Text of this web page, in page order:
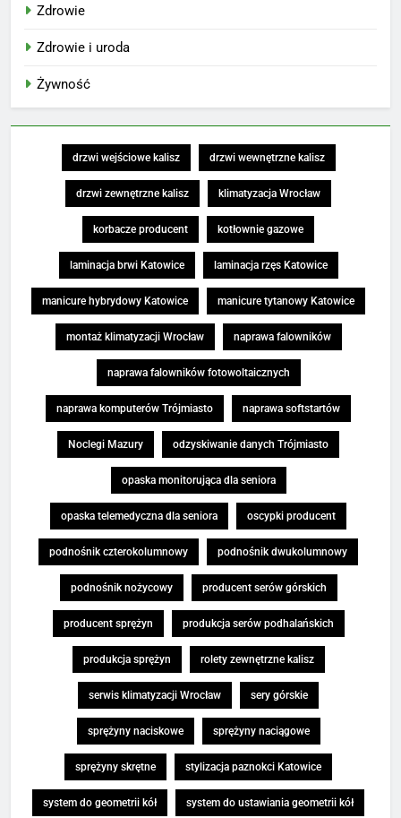
Zdrowie
Zdrowie i uroda
Żywność
drzwi wejściowe kalisz drzwi wewnętrzne kalisz
drzwi zewnętrzne kalisz klimatyzacja Wrocław
korbacze producent kotłownie gazowe
laminacja brwi Katowice laminacja rzęs Katowice
manicure hybrydowy Katowice manicure tytanowy Katowice
montaż klimatyzacji Wrocław naprawa falowników
naprawa falowników fotowoltaicznych
naprawa komputerów Trójmiasto naprawa softstartów
Noclegi Mazury odzyskiwanie danych Trójmiasto
opaska monitorująca dla seniora
opaska telemedyczna dla seniora oscypki producent
podnośnik czterokolumnowy podnośnik dwukolumnowy
podnośnik nożycowy producent serów górskich
producent sprężyn produkcja serów podhalańskich
produkcja sprężyn rolety zewnętrzne kalisz
serwis klimatyzacji Wrocław sery górskie
sprężyny naciskowe sprężyny naciągowe
sprężyny skrętne stylizacja paznokci Katowice
system do geometrii kół system do ustawiania geometrii kół